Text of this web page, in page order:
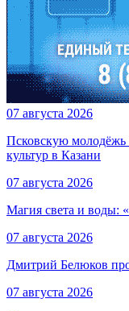
07 августа 2026
Псковскую молодёжь
культур в Казани
07 августа 2026
Магия света и воды:
07 августа 2026
Дмитрий Белюков
07 августа 2026